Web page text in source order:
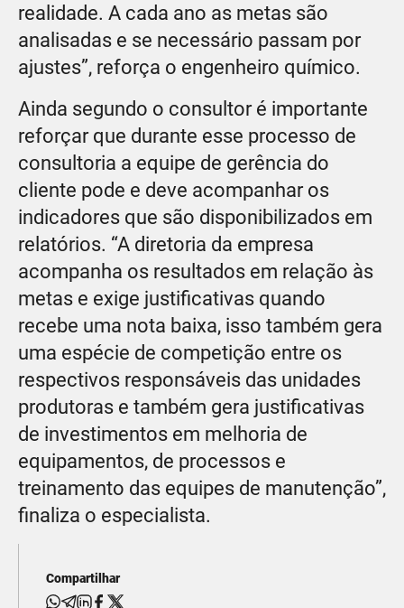
realidade. A cada ano as metas são
analisadas e se necessário passam por
ajustes”, reforça o engenheiro químico.
Ainda segundo o consultor é importante
reforçar que durante esse processo de
consultoria a equipe de gerência do
cliente pode e deve acompanhar os
indicadores que são disponibilizados em
relatórios. “A diretoria da empresa
acompanha os resultados em relação às
metas e exige justificativas quando
recebe uma nota baixa, isso também gera
uma espécie de competição entre os
respectivos responsáveis das unidades
produtoras e também gera justificativas
de investimentos em melhoria de
equipamentos, de processos e
treinamento das equipes de manutenção”,
finaliza o especialista.
Compartilhar